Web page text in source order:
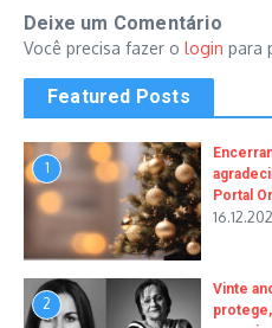
Deixe um Comentário
Você precisa fazer o login para
Featured Posts
1
Portal
2
Vinte